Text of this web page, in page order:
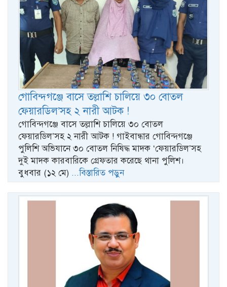
গোবিন্দগঞ্জে বাসে তল্লাশি চালিয়ে ৩০ বোতল
ফেয়ারডিল’সহ ২ নারী আটক !
গোবিন্দগঞ্জে বাসে তল্লাশি চালিয়ে ৩০ বোতল
ফেয়ারডিল’সহ ২ নারী আটক ! গাইবান্ধার গোবিন্দগঞ্জে
পুলিশি অভিযানে ৩০ বোতল নিষিদ্ধ মাদক ‘ফেয়ারডিল’সহ
দুই মাদক কারবারিকে গ্রেফতার করেছে থানা পুলিশ।
বুধবার (১২ মে) ...বিস্তারিত পড়ুন